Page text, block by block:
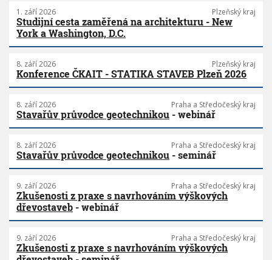
1. září 2026 Plzeňský kraj
Studijní cesta zaměřená na architekturu - New
York a Washington, D.C.
8. září 2026 Plzeňský kraj
Konference ČKAIT - STATIKA STAVEB Plzeň 2026
8. září 2026 Praha a Středočeský kraj
Stavařův průvodce geotechnikou - webinář
8. září 2026 Praha a Středočeský kraj
Stavařův průvodce geotechnikou - seminář
9. září 2026 Praha a Středočeský kraj
Zkušenosti z praxe s navrhováním výškových
dřevostaveb - webinář
9. září 2026 Praha a Středočeský kraj
Zkušenosti z praxe s navrhováním výškových